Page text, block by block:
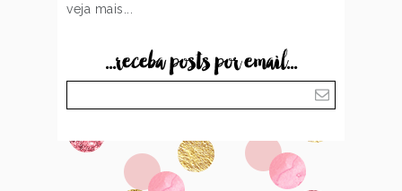
veja mais...
...receba posts por email...